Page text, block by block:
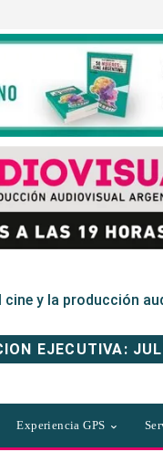
cine y la producción
EJECUTIVA:
Experiencia GPS